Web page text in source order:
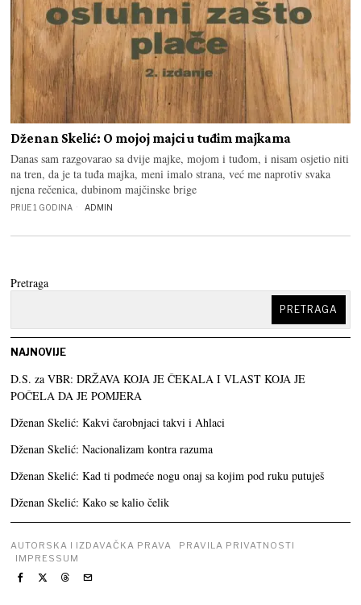
Dženan Skelić: O mojoj majci u tuđim majkama
Danas sam razgovarao sa dvije majke, mojom i tuđom, i nisam osjetio niti
na tren, da je ta tuđa majka, meni imalo strana, već me naprotiv svaka
njena rečenica, dubinom majčinske brige
PRIJE 1 GODINA ADMIN
Pretraga
PRETRAGA
NAJNOVIJE
D.S. za VBR: DRŽAVA KOJA JE ČEKALA I VLAST KOJA JE
POČELA DA JE POMJERA
Dženan Skelić: Kakvi čarobnjaci takvi i Ahlaci
Dženan Skelić: Nacionalizam kontra razuma
Dženan Skelić: Kad ti podmeće nogu onaj sa kojim pod ruku putuješ
Dženan Skelić: Kako se kalio čelik
AUTORSKA I IZDAVAČKA PRAVA
PRAVILA PRIVATNOSTI
IMPRESSUM